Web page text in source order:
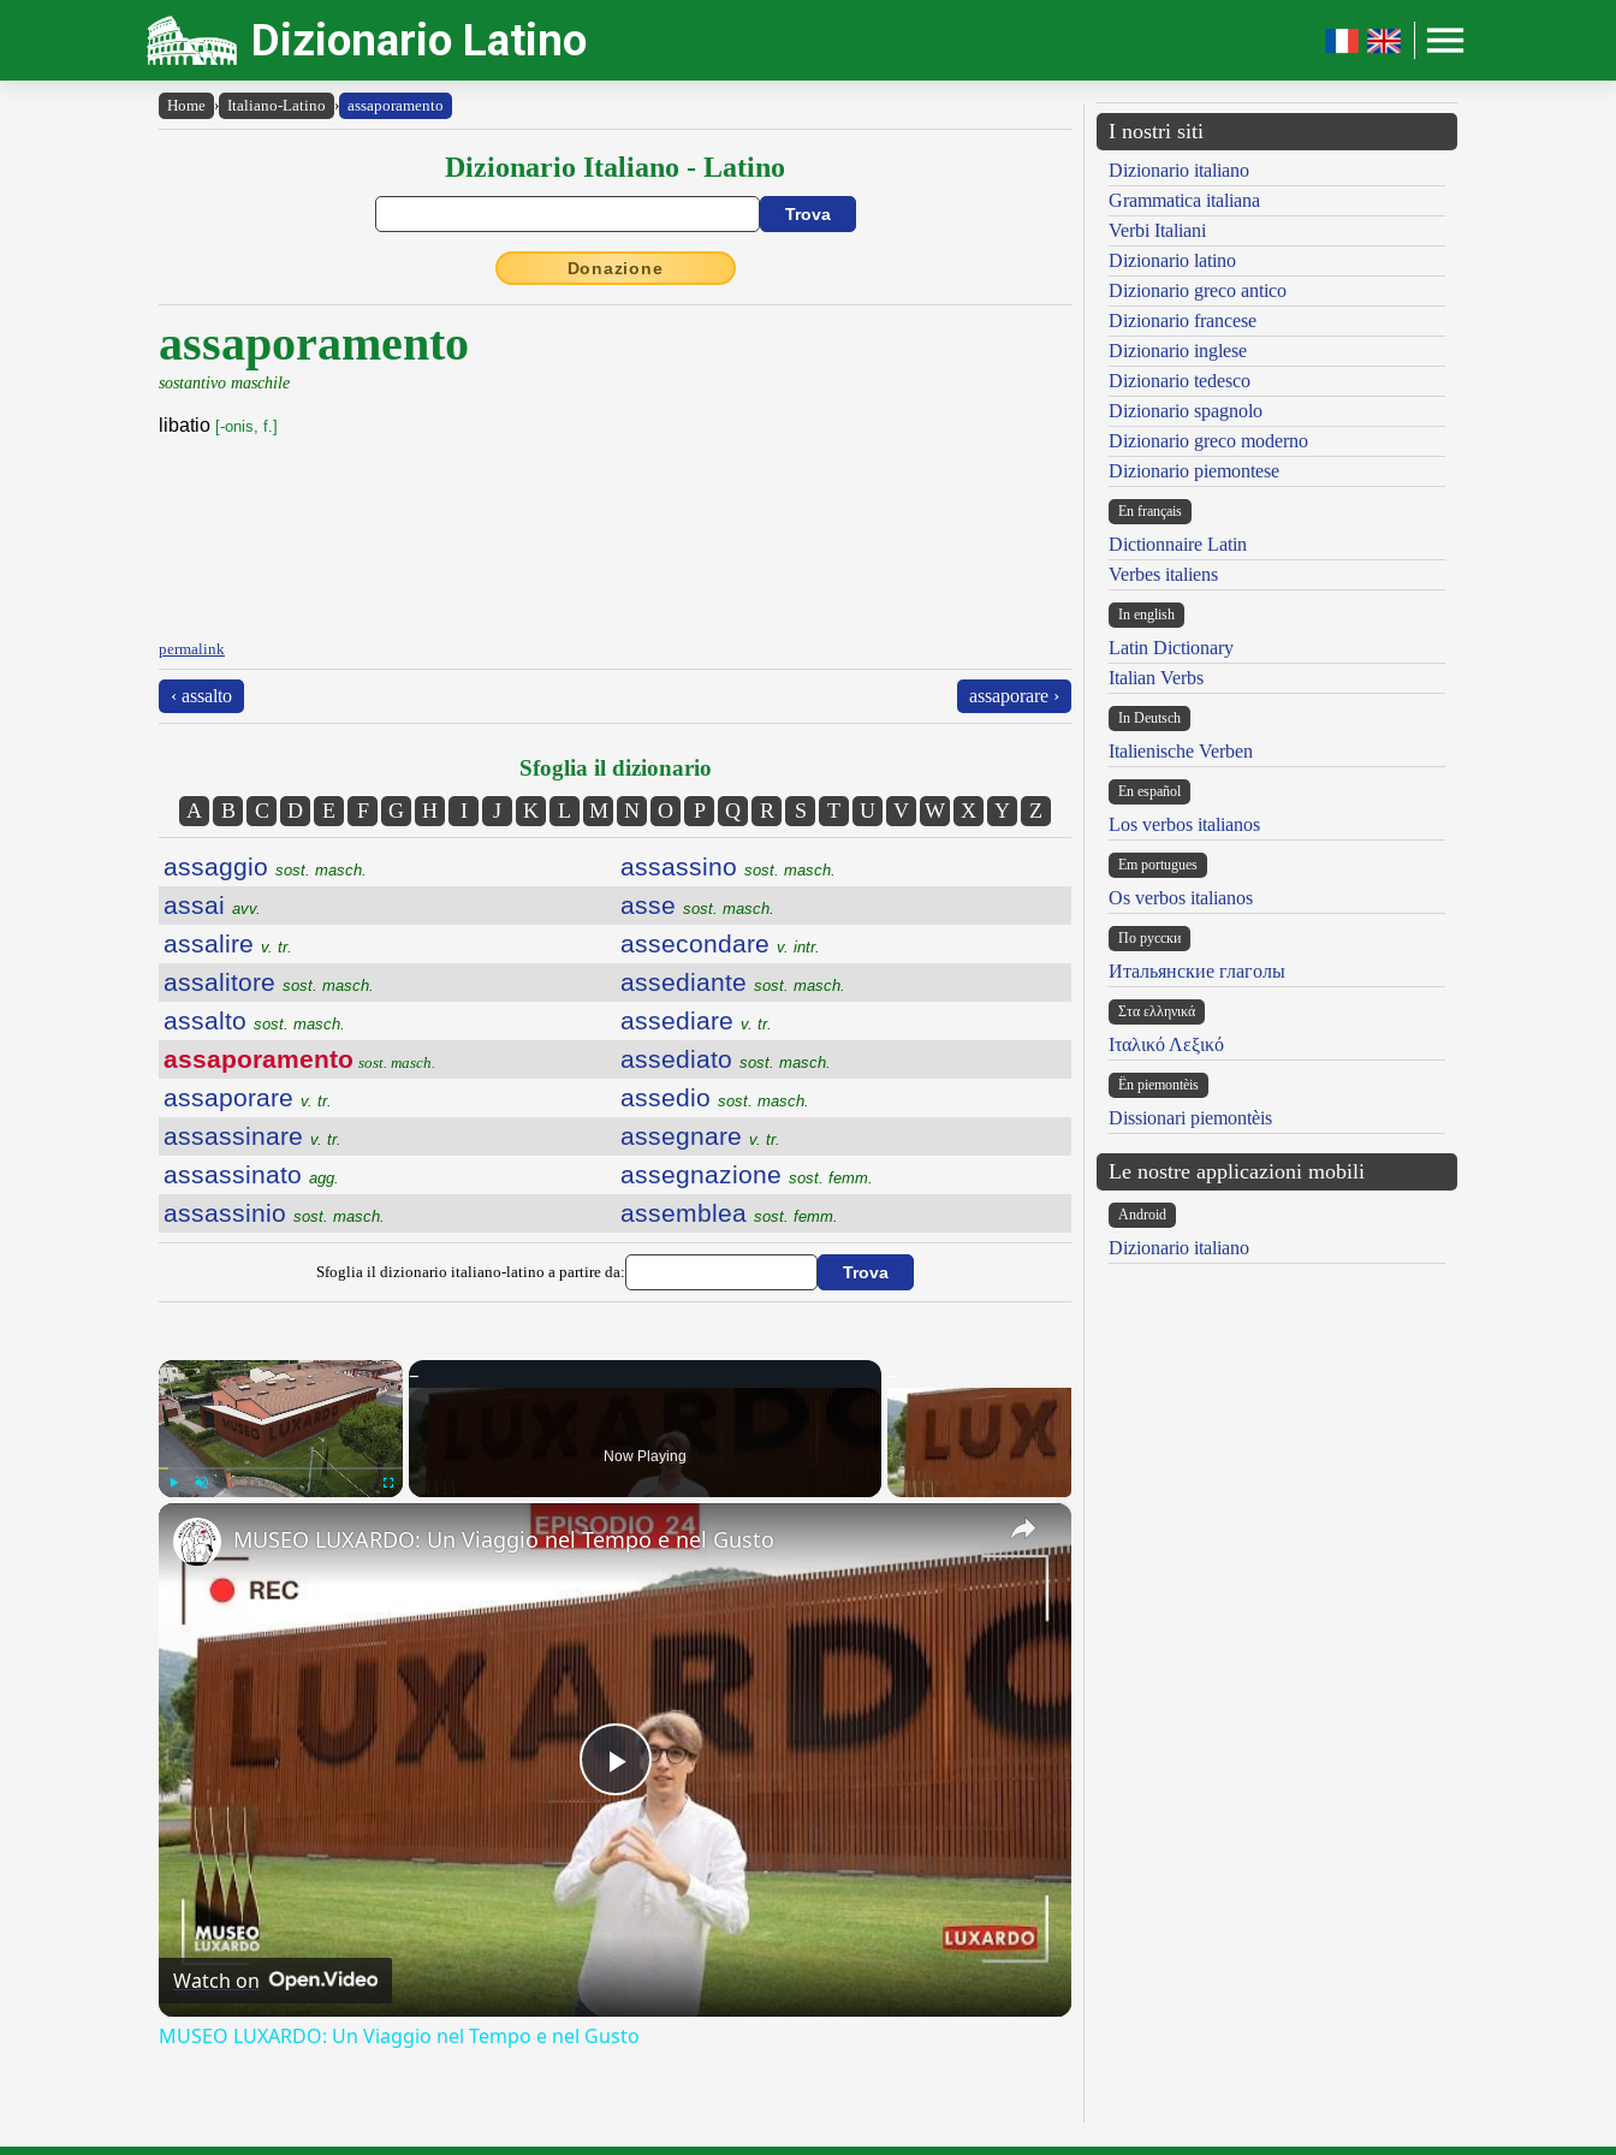
Dizionario Latino
Home › Italiano-Latino › assaporamento
Dizionario Italiano - Latino
Donazione
assaporamento
sostantivo maschile
libatio [-onis, f.]
permalink
‹ assalto assaporare ›
Sfoglia il dizionario
A B C D E F G H I J K L M N O P Q R S T U V W X Y Z
assaggio sost. masch.
assai avv.
assalire v. tr.
assalitore sost. masch.
assalto sost. masch.
assaporamento sost. masch.
assaporare v. tr.
assassinare v. tr.
assassinato agg.
assassinio sost. masch.
assassino sost. masch.
asse sost. masch.
assecondare v. intr.
assediante sost. masch.
assediare v. tr.
assediato sost. masch.
assedio sost. masch.
assegnare v. tr.
assegnazione sost. femm.
assemblea sost. femm.
Sfoglia il dizionario italiano-latino a partire da:
×
Now Playing
×
Play
Video
MUSEO LUXARDO: Un Viaggio nel Tempo e nel Gusto
Watch on
MUSEO LUXARDO: Un Viaggio nel Tempo e nel Gusto
I nostri siti
Dizionario italiano
Grammatica italiana
Verbi Italiani
Dizionario latino
Dizionario greco antico
Dizionario francese
Dizionario inglese
Dizionario tedesco
Dizionario spagnolo
Dizionario greco moderno
Dizionario piemontese
En français
Dictionnaire Latin
Verbes italiens
In english
Latin Dictionary
Italian Verbs
In Deutsch
Italienische Verben
En español
Los verbos italianos
Em portugues
Os verbos italianos
По русски
Итальянские глаголы
Στα ελληνικά
Ιταλικό Λεξικό
Ën piemontèis
Dissionari piemontèis
Le nostre applicazioni mobili
Android
Dizionario italiano